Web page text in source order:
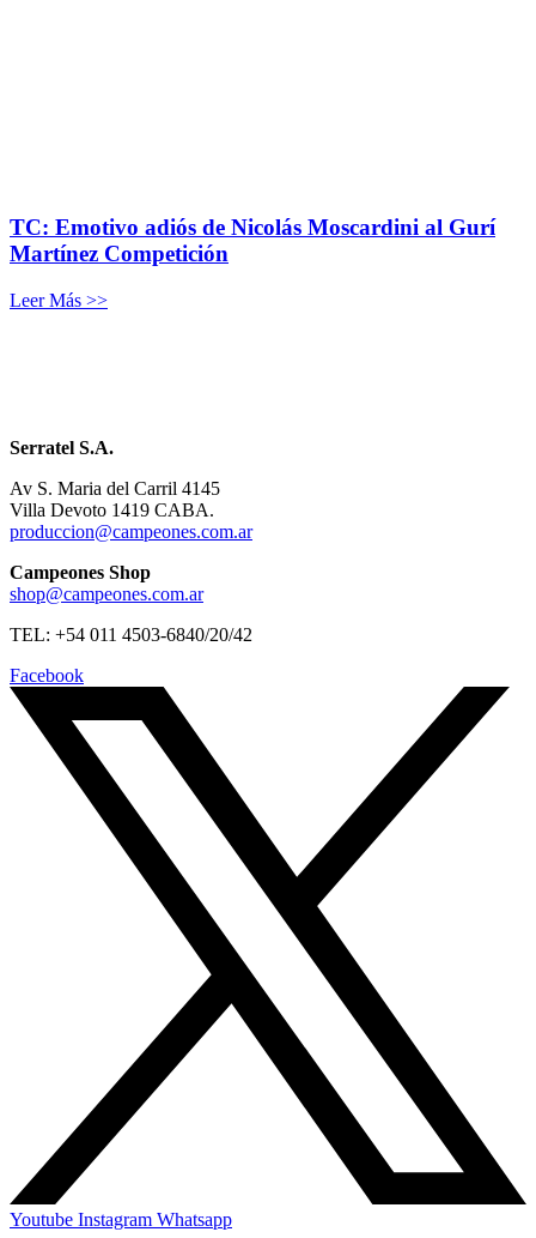
TC: Emotivo adiós de Nicolás Moscardini al Gurí
Martínez Competición
Leer Más >>
Serratel S.A.
Av S. Maria del Carril 4145
Villa Devoto 1419 CABA.
produccion@campeones.com.ar
Campeones Shop
shop@campeones.com.ar
TEL: +54 011 4503-6840/20/42
Facebook
Youtube Instagram Whatsapp